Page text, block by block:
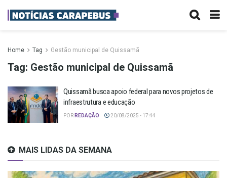
Home Tag Gestão municipal de Quissamã
Tag: Gestão municipal de Quissamã
Quissamã busca apoio federal para novos projetos de
infraestrutura e educação
POR REDAÇÃO 20/08/2025 - 17:44
MAIS LIDAS DA SEMANA